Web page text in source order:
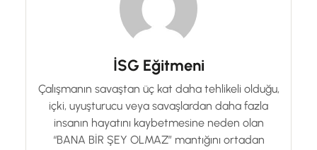
İSG Eğitmeni
Çalışmanın savaştan üç kat daha tehlikeli olduğu,
içki, uyuşturucu veya savaşlardan daha fazla
insanın hayatını kaybetmesine neden olan
“BANA BİR ŞEY OLMAZ” mantığını ortadan